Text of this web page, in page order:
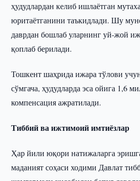
ҳудудлардан келиб ишлаётган
юритаётганини таъкидлади. Шу
даврдан бошлаб уларнинг уй-жой
қоплаб берилади.
Тошкент шаҳрида ижара тўлови
сўмгача, ҳудудларда эса ойига 1,6
компенсация ажратилади.
Тиббий ва ижтимоий имтиёзлар
Ҳар йили юқори натижаларга
маданият соҳаси ходими Давлат